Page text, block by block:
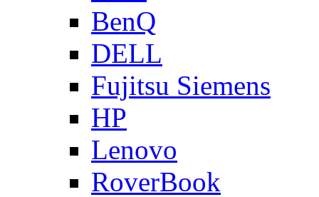
BenQ
DELL
Fujitsu Siemens
HP
Lenovo
RoverBook